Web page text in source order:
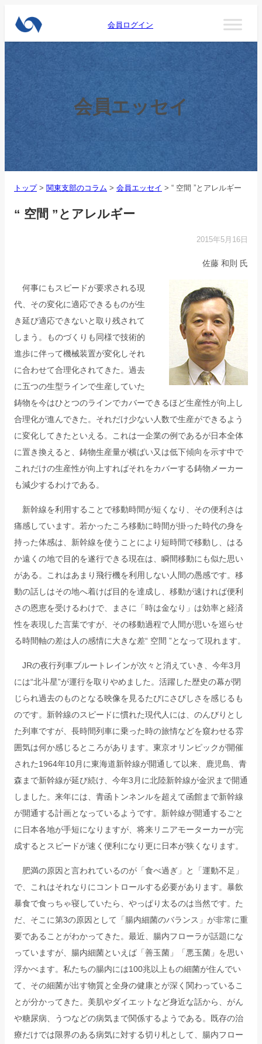
会員ログイン
会員エッセイ
トップ> 関東支部のコラム > 会員エッセイ > “ 空間 ”とアレルギー
“ 空間 ”とアレルギー
2015年5月16日
佐藤 和則 氏
何事にもスピードが要求される現
代、その変化に適応できるものが生
き延び適応できないと取り残されて
しまう。ものづくりも同様で技術的
進歩に伴って機械装置が変化しそれ
に合わせて合理化されてきた。過去
に五つの生型ラインで生産していた
鋳物を今はひとつのラインでカバーできるほど生産性が向上し
合理化が進んできた。それだけ少ない人数で生産ができるよう
に変化してきたといえる。これは一企業の例であるが日本全体
に置き換えると、鋳物生産量が横ばい又は低下傾向を示す中で
これだけの生産性が向上すればそれをカバーする鋳物メーカー
も減少するわけである。
新幹線を利用することで移動時間が短くなり、その便利さは
痛感しています。若かったころ移動に時間が掛った時代の身を
持った体感は、新幹線を使うことにより短時間で移動し、はる
か遠くの地で目的を遂行できる現在は、瞬間移動にも似た思い
がある。これはあまり飛行機を利用しない人間の愚感です。移
動の話しはその地へ着けば目的を達成し、移動が速ければ便利
さの恩恵を受けるわけで、まさに「時は金なり」は効率と経済
性を表現した言葉ですが、その移動過程で人間が思いを巡らせ
る時間軸の差は人の感情に大きな差“ 空間 ”となって現れます。
JRの夜行列車ブルートレインが次々と消えていき、今年3月
には“北斗星”が運行を取りやめました。活躍した歴史の幕が閉
じられ過去のものとなる映像を見るたびにさびしさを感じるも
のです。新幹線のスピードに慣れた現代人には、のんびりとし
た列車ですが、長時間列車に乗った時の旅情などを窺わせる雰
囲気は何か感じるところがあります。東京オリンピックが開催
された1964年10月に東海道新幹線が開通して以来、鹿児島、青
森まで新幹線が延び続け、今年3月に北陸新幹線が金沢まで開通
しました。来年には、青函トンネンルを超えて函館まで新幹線
が開通する計画となっているようです。新幹線が開通するごと
に日本各地が手短になりますが、将来リニアモーターカーが完
成するとスピードが速く便利になり更に日本が狭くなります。
肥満の原因と言われているのが「食べ過ぎ」と「運動不足」
で、これはそれなりにコントロールする必要があります。暴飲
暴食で食っちゃ寝していたら、やっぱり太るのは当然です。た
だ、そこに第3の原因として「腸内細菌のバランス」が非常に重
要であることがわかってきた。最近、腸内フローラが話題にな
っていますが、腸内細菌といえば「善玉菌」「悪玉菌」を思い
浮かべます。私たちの腸内には100兆以上もの細菌が住んでい
て、その細菌が出す物質と全身の健康とが深く関わっているこ
とが分かってきた。美肌やダイエットなど身近な話から、がん
や糖尿病、うつなどの病気まで関係するようである。既存の治
療だけでは限界のある病気に対する切り札として、腸内フロー